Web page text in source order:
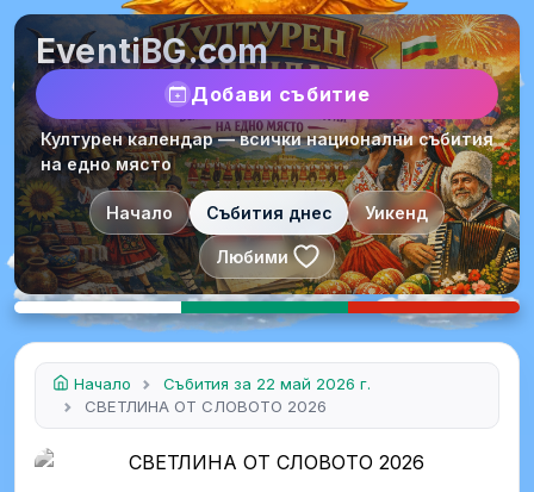
EventiBG.com
Добави събитие
Културен календар — всички национални събития
на едно място
Начало Събития днес Уикенд
Любими
Начало
Събития за 22 май 2026 г.
СВЕТЛИНА ОТ СЛОВОТО 2026